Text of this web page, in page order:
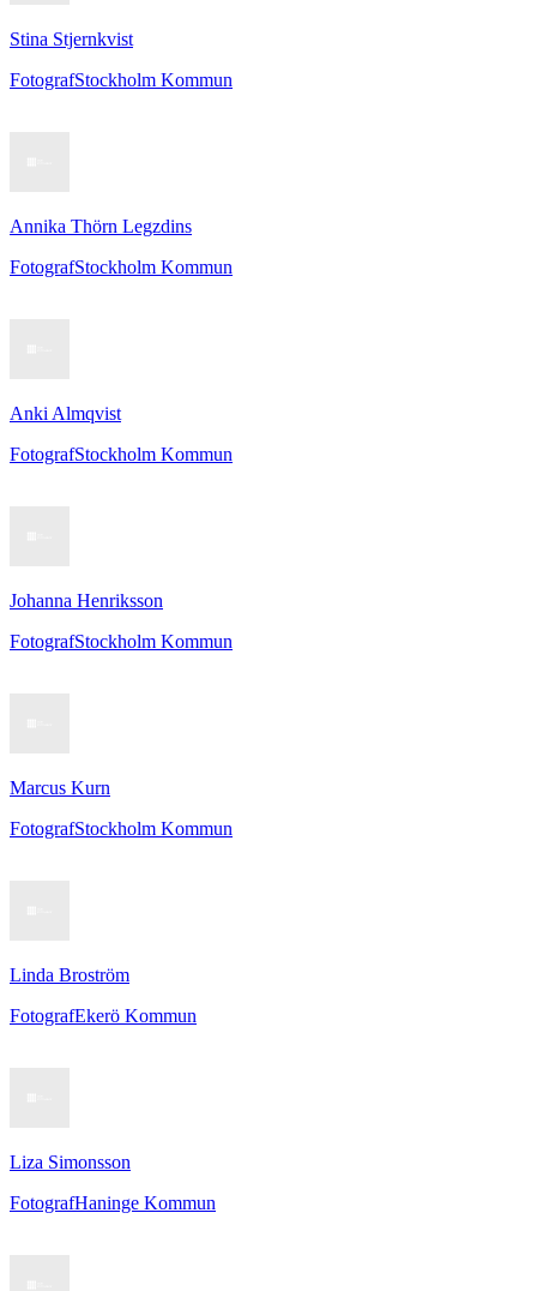
Stina Stjernkvist
FotografStockholm Kommun
Annika Thörn Legzdins
FotografStockholm Kommun
Anki Almqvist
FotografStockholm Kommun
Johanna Henriksson
FotografStockholm Kommun
Marcus Kurn
FotografStockholm Kommun
Linda Broström
FotografEkerö Kommun
Liza Simonsson
FotografHaninge Kommun